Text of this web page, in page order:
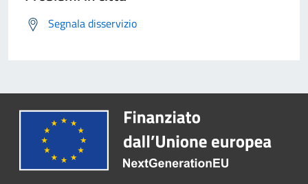
Segnala disservizio